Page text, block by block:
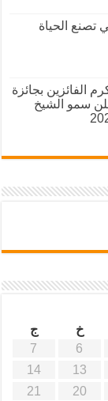
تصنع الحياة
الفائزين بجائزة
سمو الشيخ
خ
ج
6
7
13
14
20
21